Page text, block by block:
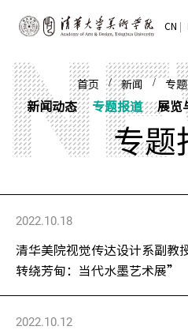
CN
首页 /新闻 / 专
新闻动态 专题报道 展览
专题
2022.10.18
清华美院视觉传达设计系副
转绕芳甸：当代水墨艺术展”
2022.10.12